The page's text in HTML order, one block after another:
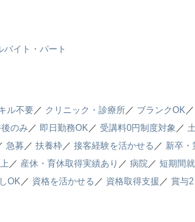
バイト・パート
ル不要／ クリニック・診療所／ ブランクOK
のみ／ 即日勤務OK／受講料0円制度対象 ／
急募 ／扶養枠／接客経験を活かせる ／ 新卒・
／ 産休・育休取得実績あり ／病院／短期間
OK／ 資格を活かせる ／ 資格取得支援 ／賞与2